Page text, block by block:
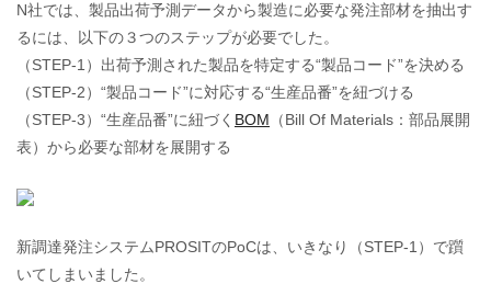
N社では、製品出荷予測データから製造に必要な発注部材を抽出す
るには、以下の３つのステップが必要でした。
（STEP-1）出荷予測された製品を特定する“製品コード”を決める
（STEP-2）“製品コード”に対応する“生産品番”を紐づける
（STEP-3）“生産品番”に紐づく BOM （Bill Of Materials：部品展開
表）から必要な部材を展開する
新調達発注システムPROSITのPoCは、いきなり（STEP-1）で躓
いてしまいました。